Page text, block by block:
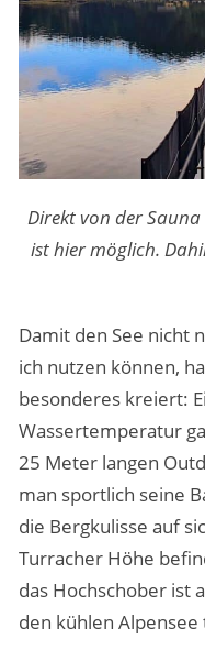
Direkt von der
ist hier möglich.
Damit den See nicht
ich nutzen können,
besonderes kreiert:
Wassertemperatur
25 Meter langen
man sportlich seine
die Bergkulisse auf
Turracher Höhe
das Hochschober ist
den kühlen